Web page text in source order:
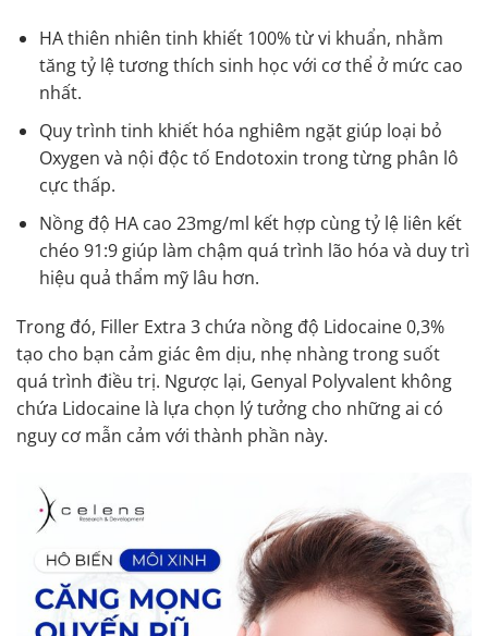
HA thiên nhiên tinh khiết 100% từ vi khuẩn, nhằm
tăng tỷ lệ tương thích sinh học với cơ thể ở mức cao
nhất.
Quy trình tinh khiết hóa nghiêm ngặt giúp loại bỏ
Oxygen và nội độc tố Endotoxin trong từng phân lô
cực thấp.
Nồng độ HA cao 23mg/ml kết hợp cùng tỷ lệ liên kết
chéo 91:9 giúp làm chậm quá trình lão hóa và duy trì
hiệu quả thẩm mỹ lâu hơn.
Trong đó, Filler Extra 3 chứa nồng độ Lidocaine 0,3%
tạo cho bạn cảm giác êm dịu, nhẹ nhàng trong suốt
quá trình điều trị. Ngược lại, Genyal Polyvalent không
chứa Lidocaine là lựa chọn lý tưởng cho những ai có
nguy cơ mẫn cảm với thành phần này.